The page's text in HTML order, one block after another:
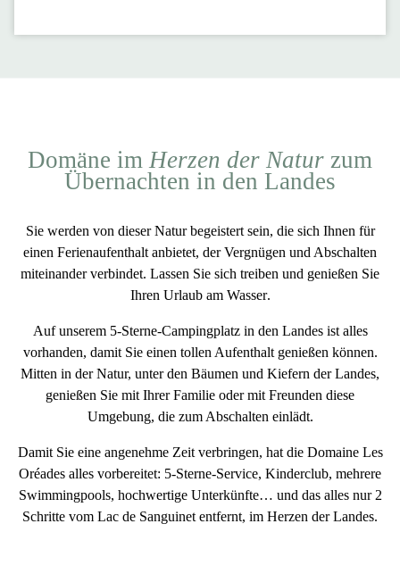
Domäne imHerzen der Natur zum
Übernachten in den Landes
Sie werden von dieser Natur begeistert sein, die sich Ihnen für
einen Ferienaufenthalt anbietet, derVergnügen und Abschalten
miteinander verbindet. Lassen Sie sich treiben und genießen Sie
Ihren Urlaub am Wasser.
Auf unserem 5-Sterne-Campingplatz in den Landes ist alles
vorhanden, damit Sie einen tollen Aufenthalt genießen können.
Mitten in der Natur, unter den Bäumen und Kiefern der Landes,
genießen Sie mit Ihrer Familie oder mit Freunden diese
Umgebung, die zum Abschalten einlädt.
Damit Sie eine angenehme Zeit verbringen, hat die Domaine Les
Oréades alles vorbereitet: 5-Sterne-Service, Kinderclub, mehrere
Swimmingpools, hochwertige Unterkünfte… und das alles nur 2
Schritte vom Lac de Sanguinet entfernt, im Herzen der Landes.